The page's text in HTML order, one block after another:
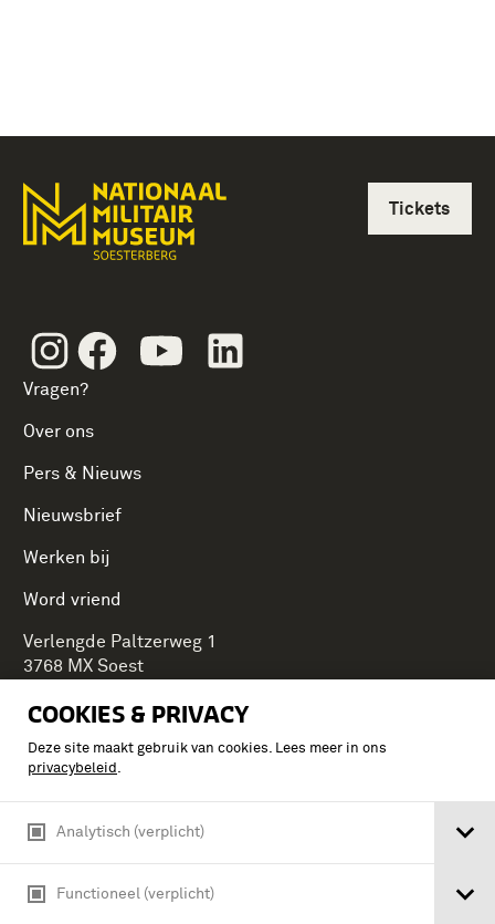
COOKIES & PRIVACY
Deze site maakt gebruik van cookies. Lees meer in ons
privacybeleid .
Analytisch (verplicht)
Functioneel (verplicht)
InstagramFacebookYoutube
Vragen?
Over ons
Pers & Nieuws
Nieuwsbrief
Werken bij
Word vriend
Tickets
Verlengde Paltzerweg 1
3768 MX Soest
Onderdeel van Stichting Koninklijke Defensiemusea,